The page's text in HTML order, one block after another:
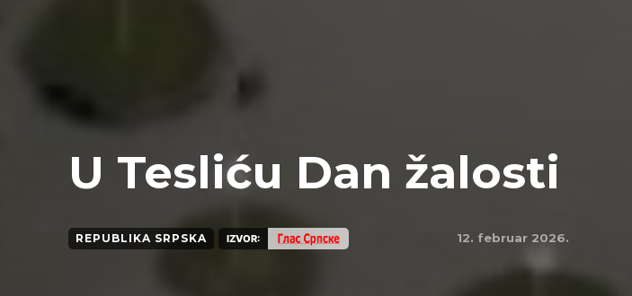
U Tesliću Dan žalosti
REPUBLIKA SRPSKA IZVOR: 12. februar 2026.